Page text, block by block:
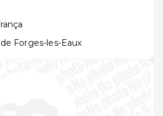
Forges-les-Eaux